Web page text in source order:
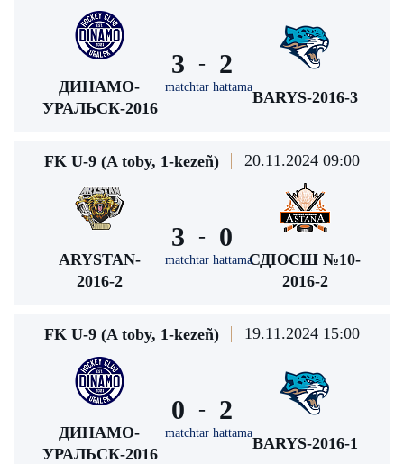
ДИНАМО-
УРАЛЬСК-2016
3 -
matchtar hattama
2
BARYS-2016-3
FK U-9 (A toby, 1-kezeñ) 20.11.2024 09:00
ARYSTAN-
2016-2
3 -
matchtar hattama
0
СДЮСШ №10-
2016-2
FK U-9 (A toby, 1-kezeñ) 19.11.2024 15:00
ДИНАМО-
УРАЛЬСК-2016
0 -
matchtar hattama
2
BARYS-2016-1